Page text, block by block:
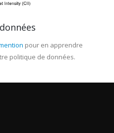
pour en apprendre
politique de données.